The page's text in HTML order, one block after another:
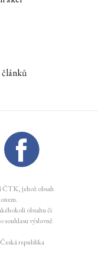
ČTK, jehož obsah
obsahu či
souhlasu výslovně
republika